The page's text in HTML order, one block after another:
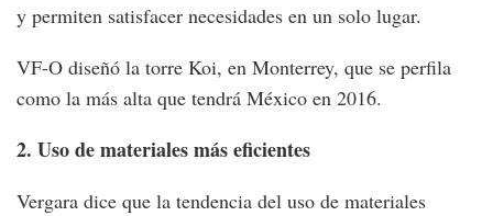
y permiten satisfacer necesidades en un solo lugar.
VF-O diseñó la torre Koi, en Monterrey, que se perfila
como la más alta que tendrá México en 2016.
2. Uso de materiales más eficientes
Vergara dice que la tendencia del uso de materiales